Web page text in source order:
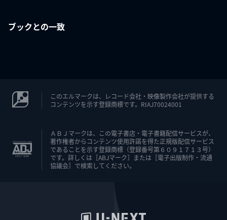
ブックとの一致
このエルマークは、レコード会社・映像製作会社が提供する
コンテンツを示す登録商標です。RIAJ70024001
ＡＢＪマークは、この電子書店・電子書籍配信サービスが、
著作権者からコンテンツ使用許諾を得た正規版配信サービス
であることを示す登録商標（登録番号第６０９１７１３号）
です。詳しくは［ABJマーク］または［電子出版制作・流通
協議会］で検索してください。